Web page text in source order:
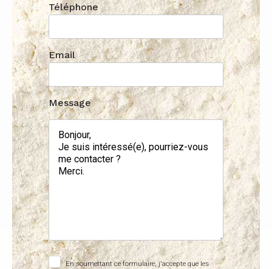
Téléphone
Email
Message
En soumettant ce formulaire, j'accepte que les